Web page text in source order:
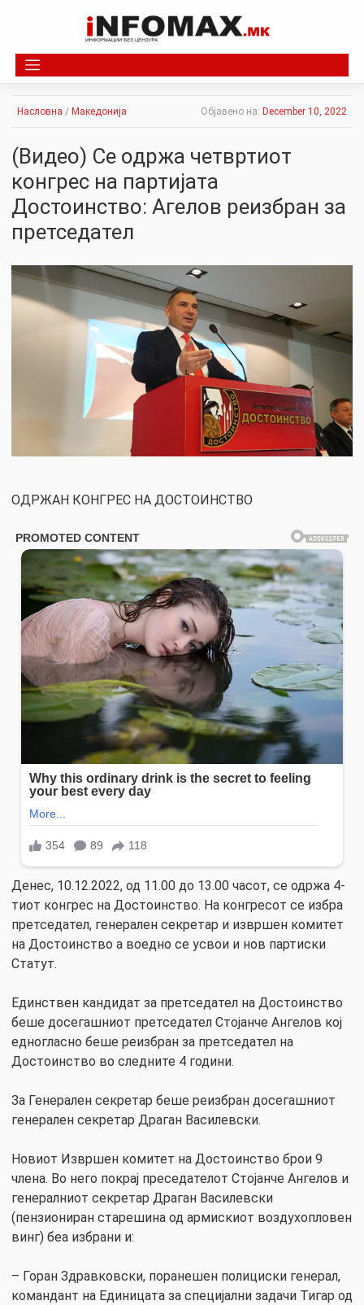
Насловна / Македонија Објавено на: December 10, 2022
(Видео) Се одржа четвртиот
конгрес на партијата
Достоинство: Агелов реизбран за
претседател
ОДРЖАН КОНГРЕС НА ДОСТОИНСТВО
Денес, 10.12.2022, од 11.00 до 13.00 часот, се одржа 4-
тиот конгрес на Достоинство. На конгресот се избра
претседател, генерален секретар и извршен комитет
на Достоинство а воедно се усвои и нов партиски
Статут.
Единствен кандидат за претседател на Достоинство
беше досегашниот претседател Стојанче Ангелов кој
едногласно беше реизбран за претседател на
Достоинство во следните 4 години.
За Генерален секретар беше реизбран досегашниот
генерален секретар Драган Василевски.
Новиот Извршен комитет на Достоинство брои 9
члена. Во него покрај преседателот Стојанче Ангелов и
генералниот секретар Драган Василевски
(пензиониран старешина од армискиот воздухопловен
винг) беа избрани и:
– Горан Здравковски, поранешен полициски генерал,
командант на Единицата за специјални задачи Тигар од